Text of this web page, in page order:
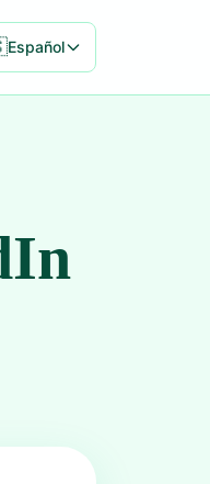
Español